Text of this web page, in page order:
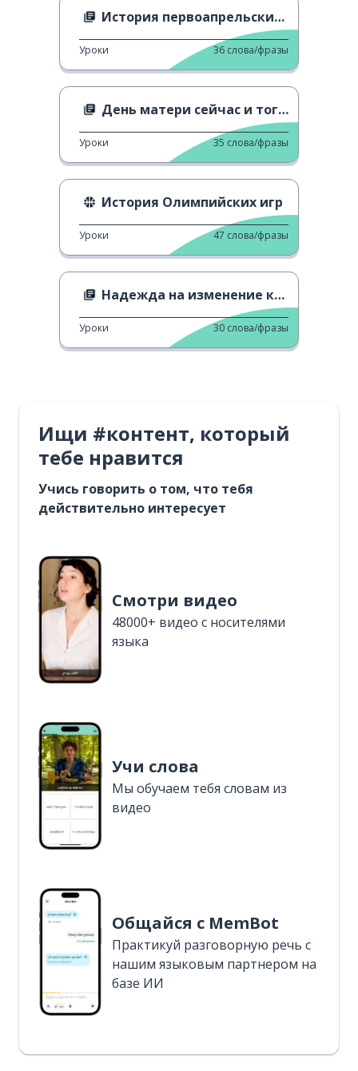
История первоапрельских розыгрышей
Уроки 36 слова/фразы
День матери сейчас и тогда
Уроки 35 слова/фразы
История Олимпийских игр
Уроки 47 слова/фразы
Надежда на изменение климата
Уроки 30 слова/фразы
Ищи #контент, который
тебе нравится
Учись говорить о том, что тебя
действительно интересует
Смотри видео
48000+ видео с носителями
языка
Учи слова
Мы обучаем тебя словам из
видео
Общайся с MemBot
Практикуй разговорную речь с
нашим языковым партнером на
базе ИИ